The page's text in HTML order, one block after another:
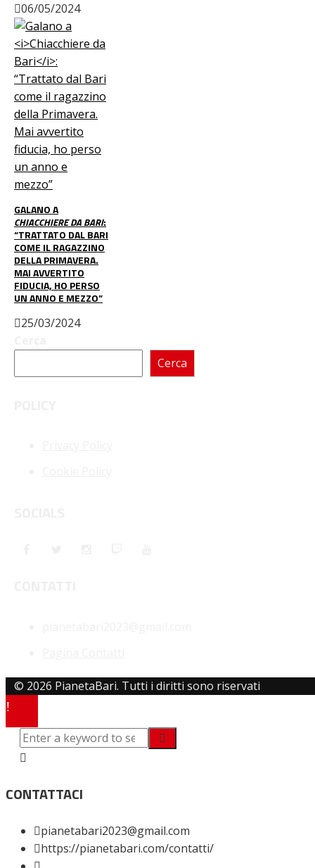
06/05/2024
GALANO A
CHIACCHIERE DA BARI:
“TRATTATO DAL BARI
COME IL RAGAZZINO
DELLA PRIMAVERA.
MAI AVVERTITO
FIDUCIA, HO PERSO
UN ANNO E MEZZO”
25/03/2024
Cerca
© 2026 PianetaBari. Tutti i diritti sono riservati
CONTATTACI
pianetabari2023@gmail.com
https://pianetabari.com/contatti/